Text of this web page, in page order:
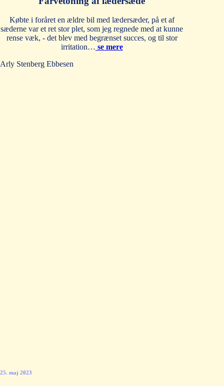
Købte i foråret en ældre bil med lædersæder, på et af
sæderne var et ret stor plet, som jeg regnede med at kunne
rense væk, - det blev med begrænset succes, og til stor
irritation… se mere
Arly Stenberg Ebbesen
25. maj 2023